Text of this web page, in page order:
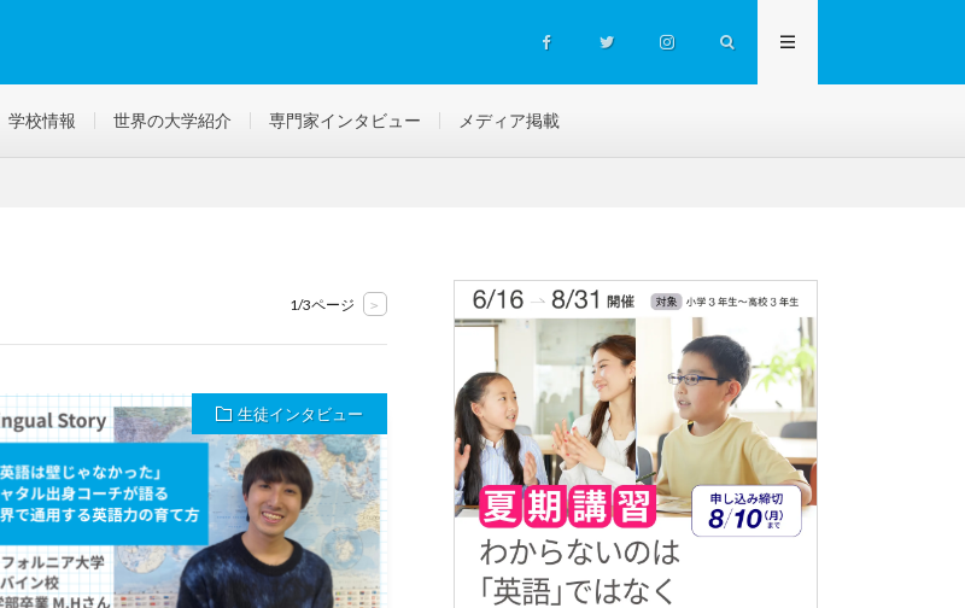
学校情報 世界の大学紹介 専門家インタビュー メディア掲載
1/3ページ >
生徒インタビュー